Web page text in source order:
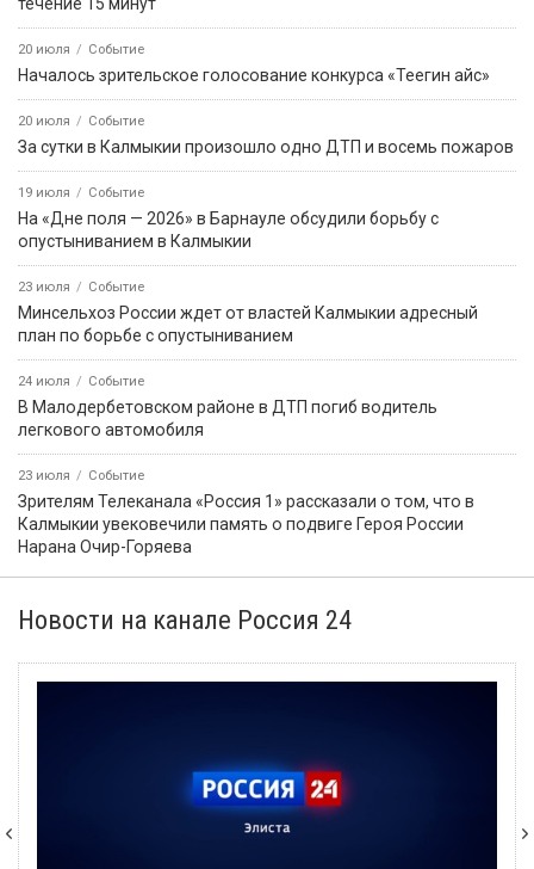
6 августа, 11:22 Событие
С сегодняшнего дня и по 25 августа на землях лесного фонда
вводится запрет на пребывание граждан
События недели
5 августа Событие
Звание «Почётный журналист Ставрополья» появится в
регионе по инициативе Михаила Ткачева
31 июля Событие
В Калмыкии с 1 октября изменятся тарифы на коммунальные
услуги
31 июля Событие
Российские боксёры возвращаются на мировую арену с
флагом и гимном
1 августа Событие
Что изменится для жителей Калмыкии с сегодняшнего дня?
посёлке
31 июля Событие
Прокуратура Калмыкии направила в суд дело о
мошенничестве с использованием сим-бокса
31 июля
Россияне стали меньше опаздывать на работу
В этом месяце